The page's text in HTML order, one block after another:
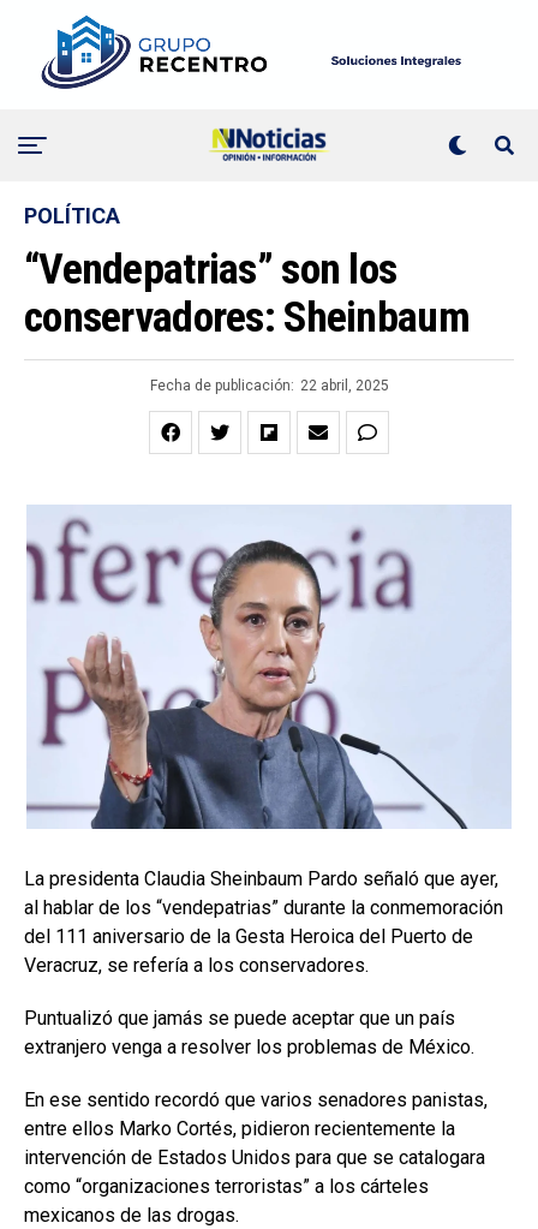
POLÍTICA
“Vendepatrias” son los
conservadores: Sheinbaum
Fecha de publicación: 22 abril, 2025
La presidenta Claudia Sheinbaum Pardo señaló que ayer,
al hablar de los “vendepatrias” durante la conmemoración
del 111 aniversario de la Gesta Heroica del Puerto de
Veracruz, se refería a los conservadores.
Puntualizó que jamás se puede aceptar que un país
extranjero venga a resolver los problemas de México.
En ese sentido recordó que varios senadores panistas,
entre ellos Marko Cortés, pidieron recientemente la
intervención de Estados Unidos para que se catalogara
como “organizaciones terroristas” a los cárteles
mexicanos de las drogas.